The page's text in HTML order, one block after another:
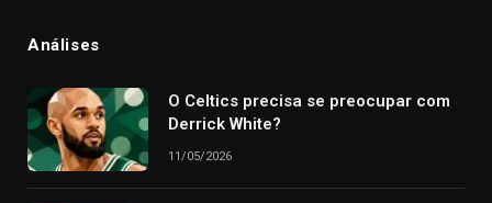
Análises
O Celtics precisa se preocupar com
Derrick White?
11/05/2026